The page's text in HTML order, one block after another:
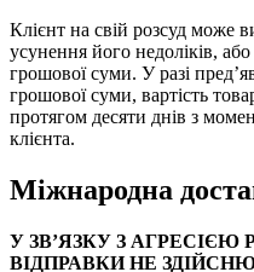
Клієнт на свій розсуд може
усунення його недоліків,
грошової суми. У разі
грошової суми, вартість
протягом десяти днів з
клієнта.
Міжнародна
У ЗВ’ЯЗКУ З АГРЕСІЄЮ
ВІДПРАВКИ НЕ